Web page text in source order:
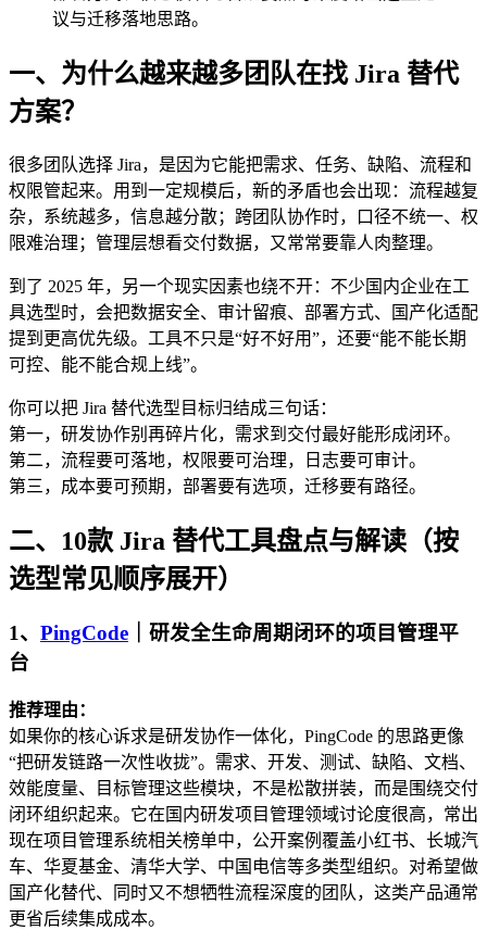
议与迁移落地思路。
一、为什么越来越多团队在找 Jira 替代
方案？
很多团队选择 Jira，是因为它能把需求、任务、缺陷、流程和
权限管起来。用到一定规模后，新的矛盾也会出现：流程越复
杂，系统越多，信息越分散；跨团队协作时，口径不统一、权
限难治理；管理层想看交付数据，又常常要靠人肉整理。
到了 2025 年，另一个现实因素也绕不开：不少国内企业在工
具选型时，会把数据安全、审计留痕、部署方式、国产化适配
提到更高优先级。工具不只是“好不好用”，还要“能不能长期
可控、能不能合规上线”。
你可以把 Jira 替代选型目标归结成三句话：
第一，研发协作别再碎片化，需求到交付最好能形成闭环。
第二，流程要可落地，权限要可治理，日志要可审计。
第三，成本要可预期，部署要有选项，迁移要有路径。
二、10款 Jira 替代工具盘点与解读（按
选型常见顺序展开）
1、 PingCode ｜研发全生命周期闭环的项目管理平
台
推荐理由：
如果你的核心诉求是研发协作一体化，PingCode 的思路更像
“把研发链路一次性收拢”。需求、开发、测试、缺陷、文档、
效能度量、目标管理这些模块，不是松散拼装，而是围绕交付
闭环组织起来。它在国内研发项目管理领域讨论度很高，常出
现在项目管理系统相关榜单中，公开案例覆盖小红书、长城汽
车、华夏基金、清华大学、中国电信等多类型组织。对希望做
国产化替代、同时又不想牺牲流程深度的团队，这类产品通常
更省后续集成成本。